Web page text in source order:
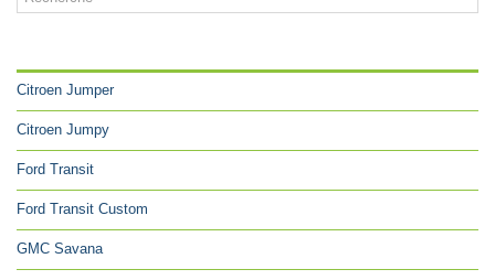
Citroen Jumper
Citroen Jumpy
Ford Transit
Ford Transit Custom
GMC Savana